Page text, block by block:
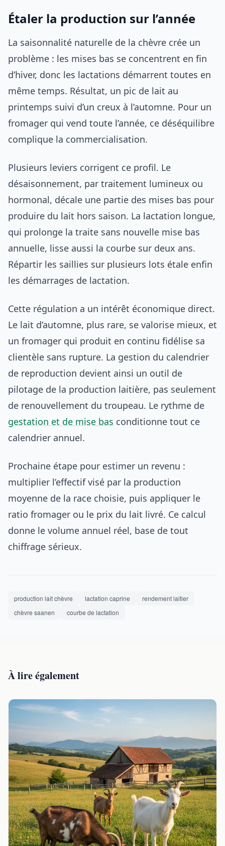
Étaler la production sur l’année
La saisonnalité naturelle de la chèvre crée un
problème : les mises bas se concentrent en fin
d’hiver, donc les lactations démarrent toutes en
même temps. Résultat, un pic de lait au
printemps suivi d’un creux à l’automne. Pour un
fromager qui vend toute l’année, ce déséquilibre
complique la commercialisation.
Plusieurs leviers corrigent ce profil. Le
désaisonnement, par traitement lumineux ou
hormonal, décale une partie des mises bas pour
produire du lait hors saison. La lactation longue,
qui prolonge la traite sans nouvelle mise bas
annuelle, lisse aussi la courbe sur deux ans.
Répartir les saillies sur plusieurs lots étale enfin
les démarrages de lactation.
Cette régulation a un intérêt économique direct.
Le lait d’automne, plus rare, se valorise mieux, et
un fromager qui produit en continu fidélise sa
clientèle sans rupture. La gestion du calendrier
de reproduction devient ainsi un outil de
pilotage de la production laitière, pas seulement
de renouvellement du troupeau. Le rythme de
gestation et de mise bas conditionne tout ce
calendrier annuel.
Prochaine étape pour estimer un revenu :
multiplier l’effectif visé par la production
moyenne de la race choisie, puis appliquer le
ratio fromager ou le prix du lait livré. Ce calcul
donne le volume annuel réel, base de tout
chiffrage sérieux.
production lait chèvre lactation caprine
rendement laitier
chèvre saanen
courbe de lactation
À lire également